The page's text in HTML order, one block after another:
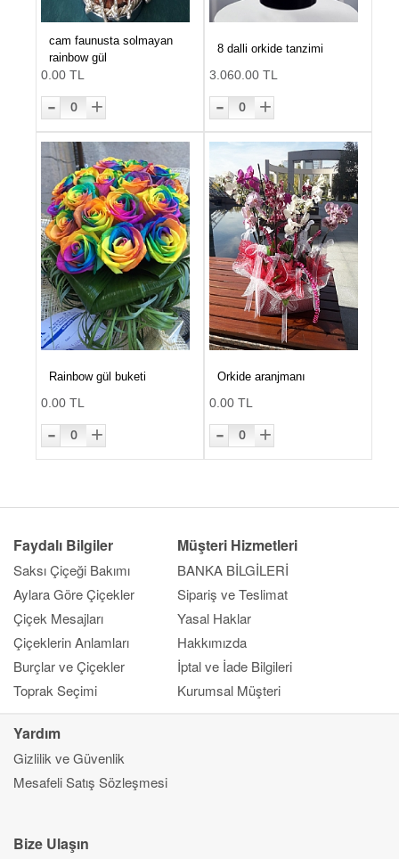
cam faunusta solmayan
rainbow gül
0.00 TL
- 0 +
8 dalli orkide tanzimi
3.060.00 TL
- 0 +
Rainbow gül buketi
0.00 TL
- 0 +
Orkide aranjmanı
0.00 TL
- 0 +
Faydalı Bilgiler
Saksı Çiçeği Bakımı
Aylara Göre Çiçekler
Çiçek Mesajları
Çiçeklerin Anlamları
Burçlar ve Çiçekler
Toprak Seçimi
Müşteri Hizmetleri
BANKA BİLGİLERİ
Sipariş ve Teslimat
Yasal Haklar
Hakkımızda
İptal ve İade Bilgileri
Kurumsal Müşteri
Yardım
Gizlilik ve Güvenlik
Mesafeli Satış Sözleşmesi
Bize Ulaşın
Kapat
Ana Sayfa
Çok Satanlar